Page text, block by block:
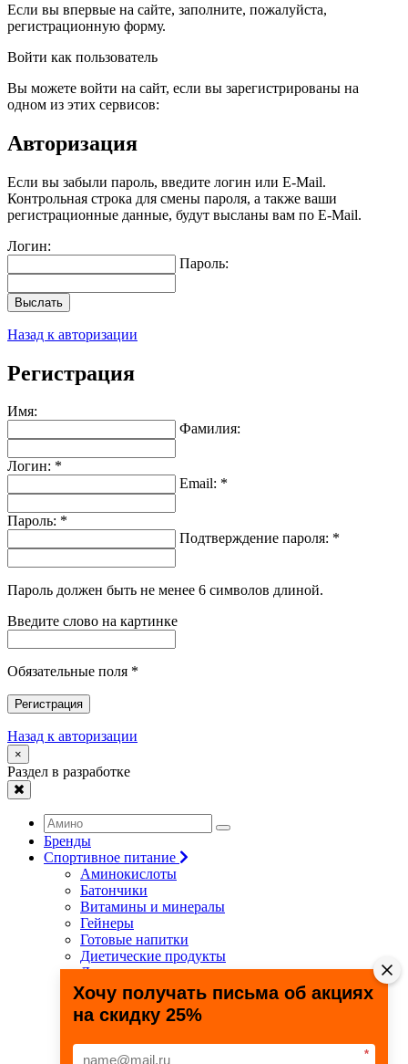
Если вы впервые на сайте, заполните, пожалуйста,
регистрационную форму.
Войти как пользователь
Вы можете войти на сайт, если вы зарегистрированы на
одном из этих сервисов:
Авторизация
Если вы забыли пароль, введите логин или E-Mail.
Контрольная строка для смены пароля, а также ваши
регистрационные данные, будут высланы вам по E-Mail.
Логин:
Пароль:
Выслать
Назад к авторизации
Регистрация
Имя:
Фамилия:
Логин: *
Email: *
Пароль: *
Подтверждение пароля: *
Пароль должен быть не менее 6 символов длиной.
Введите слово на картинке
Обязательные поля *
Регистрация
Назад к авторизации
×
Раздел в разработке
Бренды
Спортивное питание
Аминокислоты
Батончики
Витамины и минералы
Гейнеры
Готовые напитки
Диетические продукты
Для связок и суставов
Жиросжигатели
Здоровье и долголетие
Креатин
Специальные препараты
Хочу получать письма об акциях
на скидку 25%
*